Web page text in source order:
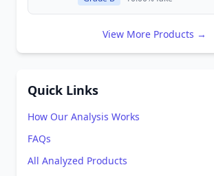
View More Products →
Quick Links
How Our Analysis Works
FAQs
All Analyzed Products